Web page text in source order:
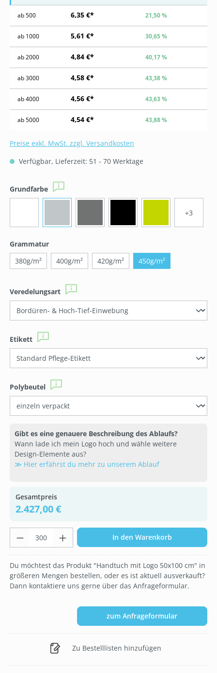
ab500 6,35 €* 21,50 %
ab 1000 5,61 €* 30,65 %
ab2000 4,84 €* 40,17 %
ab3000 4,58 €* 43,38 %
ab4000 4,56 €* 43,63 %
ab5000 4,54 €* 43,88 %
Preise exkl. MwSt. zzgl. Versandkosten
Verfügbar, Lieferzeit: 51 - 70 Werktage
Grundfarbe
auswählen
+3
Grammaturauswählen
380g/m²
400g/m² 420g/m² 450g/m²
Veredelungsart
auswählen
Etikett
auswählen
Polybeutel
auswählen
Gibt es eine genauere Beschreibung des Ablaufs?
Wann lade ich mein Logo hoch und wähle weitere
Design-Elemente aus?
≫ Hier erfährst du mehr zu unserem Ablauf
Gesamtpreis
2.427,00 €
Produkt Anzahl: Gib den gewünschten
In den Warenkorb
Du möchtest das Produkt "Handtuch mit Logo 50x100 cm" in
größeren Mengen bestellen, oder es ist aktuell ausverkauft?
Dann kontaktiere uns gerne über das Anfrageformular.
zum Anfrageformular
Zu Bestelllisten hinzufügen